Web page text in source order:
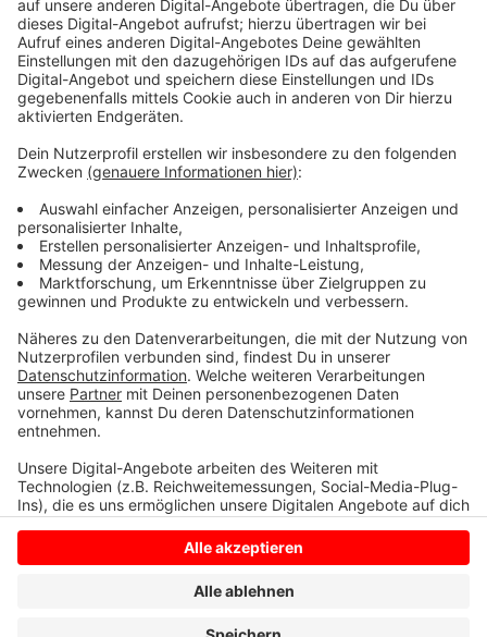
Jugendliche, die noch ohne Lehrstelle sind. Für sie gibt
es noch die Chance, schnell einen Vertrag zu
unterschreiben, sagt die Arbeitsagentur. Rund 1800
freie Ausbildungsplätze gibt es noch, mehr als im
Vorjahr. Dem gegenüber stehen knapp 700 Bewerber,
weniger als im Vorjahr. Angehende
Einzelhandelskaufleute sind gesucht und in vielen
Anlagenmechaniker, Köche oder Elektroniker.
Anzeige
Anzeige